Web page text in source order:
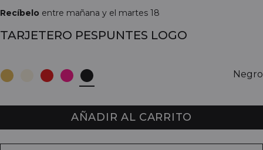
Recíbelo entre mañana y el martes 18
TARJETERO PESPUNTES LOGO
Negro
AÑADIR AL CARRITO